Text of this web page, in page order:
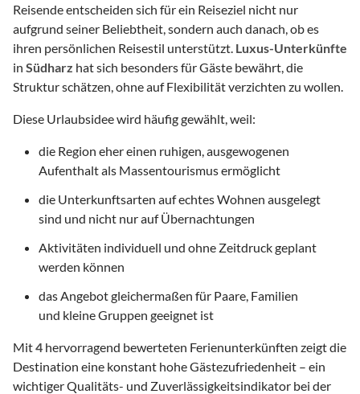
Reisende entscheiden sich für ein Reiseziel nicht nur
aufgrund seiner Beliebtheit, sondern auch danach, ob es
ihren persönlichen Reisestil unterstützt. Luxus-Unterkünfte
in Südharz hat sich besonders für Gäste bewährt, die
Struktur schätzen, ohne auf Flexibilität verzichten zu wollen.
Diese Urlaubsidee wird häufig gewählt, weil:
die Region eher einen ruhigen, ausgewogenen
Aufenthalt als Massentourismus ermöglicht
die Unterkunftsarten auf echtes Wohnen ausgelegt
sind und nicht nur auf Übernachtungen
Aktivitäten individuell und ohne Zeitdruck geplant
werden können
das Angebot gleichermaßen für Paare, Familien
und kleine Gruppen geeignet ist
Mit4 hervorragend bewerteten Ferienunterkünften zeigt die
Destination eine konstant hohe Gästezufriedenheit – ein
wichtiger Qualitäts- und Zuverlässigkeitsindikator bei der